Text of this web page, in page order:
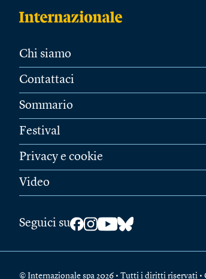
Chi siamo
Contattaci
Sommario
Festival
Privacy e cookie
Video
Seguici su
© Internazionale spa 2026 • Tutti i diritti riservati •